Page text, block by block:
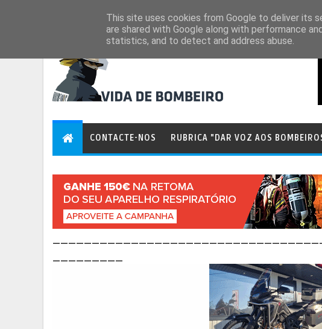
CONTACTE-NOS RUBRICA "DAR VOZ AOS
This site uses cookies from Google to deliver its
are shared with Google along with performance
statistics, and to detect and address abuse.